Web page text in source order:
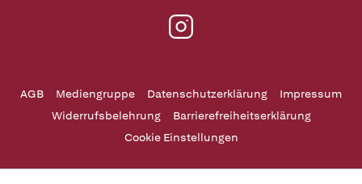
AGB Mediengruppe Datenschutzerklärung
Impressum
Widerrufsbelehrung
Barrierefreiheitserklärung
Cookie Einstellungen